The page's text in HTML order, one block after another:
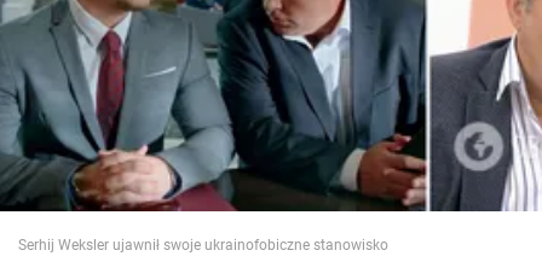
Wojna na Ukrainie
Świat
Jedzenie
Serhij Weksler ujawnił swoje ukrainofobiczne stanowisko